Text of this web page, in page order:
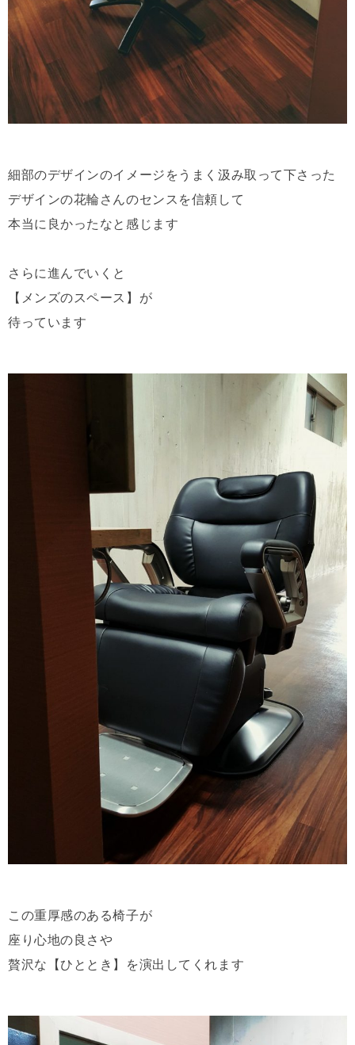
細部のデザインのイメージをうまく汲み取って下さった
デザインの花輪さんのセンスを信頼して
本当に良かったなと感じます
さらに進んでいくと
【メンズのスペース】が
待っています
この重厚感のある椅子が
座り心地の良さや
贅沢な【ひととき】を演出してくれます